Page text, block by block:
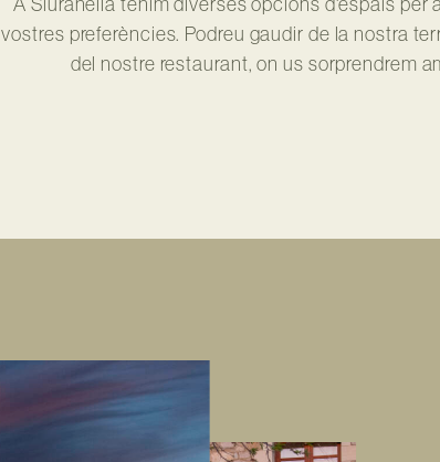
A Siuranella tenim diverses opcions d'espais
vostres preferències. Podreu gaudir de la nostra
del nostre restaurant, on us sorprendrem